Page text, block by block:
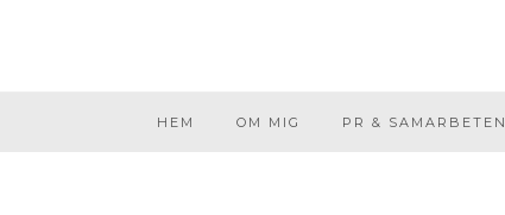
HEM OM MIG PR & SAMARBETEN